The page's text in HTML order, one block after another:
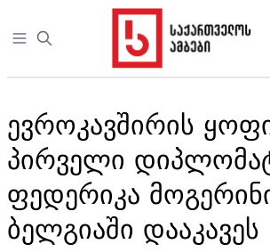
Open sidebar
ევროკავშირის
პირველი
ფედერიკა
ბელგიაში დააკავეს